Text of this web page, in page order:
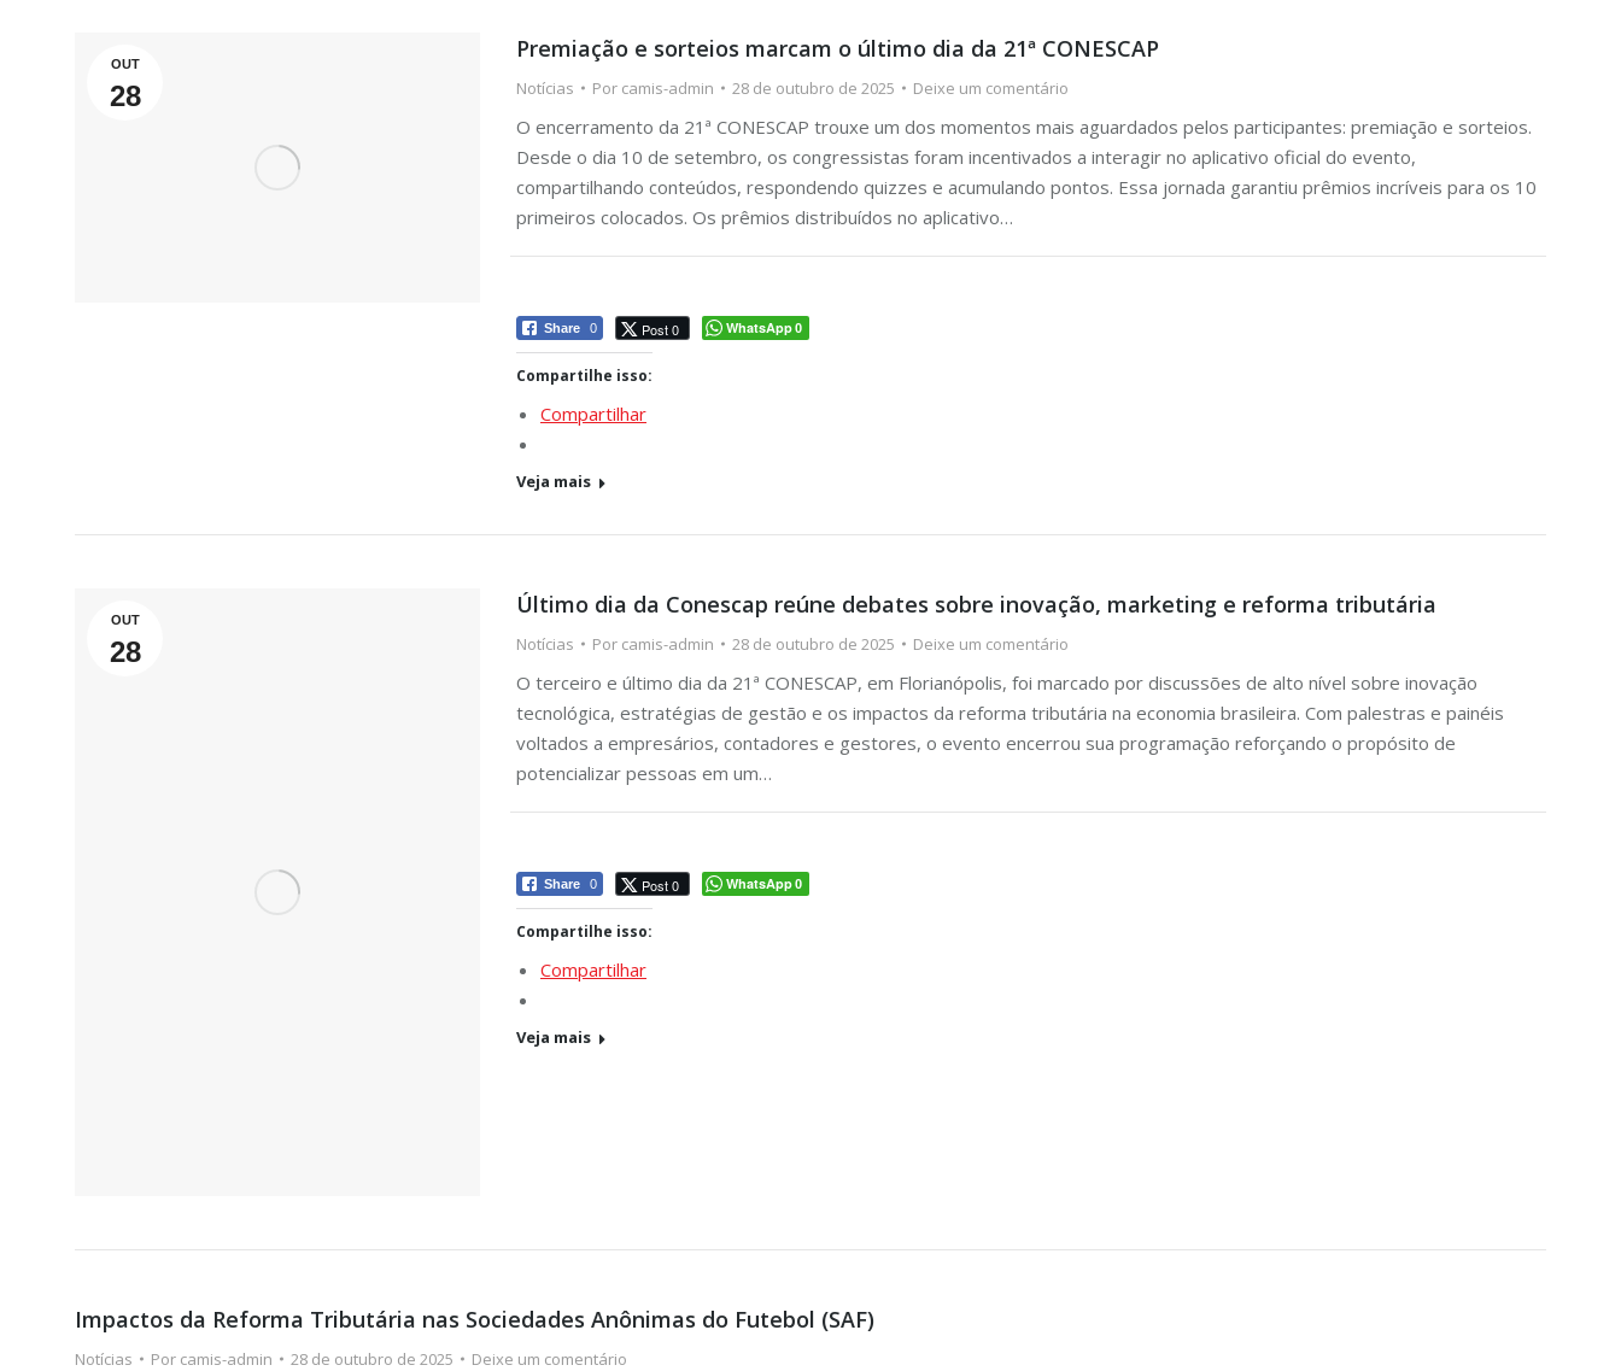
OUT
28
Premiação e sorteios marcam o último dia da 21ª CONESCAP
Notícias Por camis-admin 28 de outubro de 2025 Deixe um comentário
O encerramento da 21ª CONESCAP trouxe um dos momentos mais aguardados pelos participantes: premiação e sorteios.
Desde o dia 10 de setembro, os congressistas foram incentivados a interagir no aplicativo oficial do evento,
compartilhando conteúdos, respondendo quizzes e acumulando pontos. Essa jornada garantiu prêmios incríveis para os 10
primeiros colocados. Os prêmios distribuídos no aplicativo…
Share 0 Post 0 WhatsApp0
Compartilhe isso:
Compartilhar
Veja mais
OUT
28
Último dia da Conescap reúne debates sobre inovação, marketing e reforma tributária
Notícias Por camis-admin 28 de outubro de 2025 Deixe um comentário
O terceiro e último dia da 21ª CONESCAP, em Florianópolis, foi marcado por discussões de alto nível sobre inovação
tecnológica, estratégias de gestão e os impactos da reforma tributária na economia brasileira. Com palestras e painéis
voltados a empresários, contadores e gestores, o evento encerrou sua programação reforçando o propósito de
potencializar pessoas em um…
Share 0 Post 0 WhatsApp0
Compartilhe isso:
Compartilhar
Veja mais
Impactos da Reforma Tributária nas Sociedades Anônimas do Futebol (SAF)
Notícias Por camis-admin 28 de outubro de 2025 Deixe um comentário